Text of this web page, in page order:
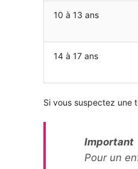
10 à 13 ans
14 à 17 ans
Si vous suspectez une
Important
Pour un